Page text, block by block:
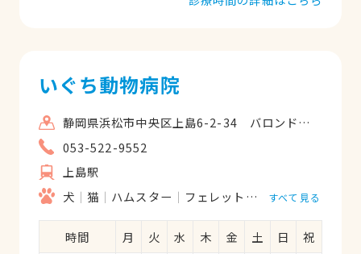
いぐち動物病院
静岡県浜松市中央区上島6-2-34 バロンドール1F
053-522-9552
上島駅
犬
猫 ハムスター フェレット うさぎ リス
すべて見る
時間 月 火 水 木 金 土 日
祝